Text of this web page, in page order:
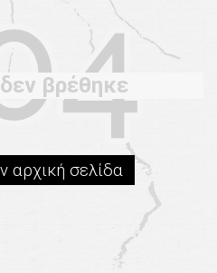
βρέθηκε
αρχική σελίδα